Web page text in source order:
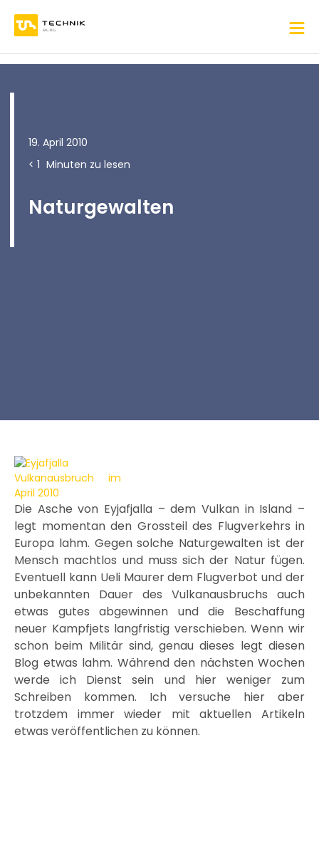
19. April 2010
< 1 Minuten zu lesen
Naturgewalten
Die Asche von Eyjafjalla – dem Vulkan in Island –
legt momentan den Grossteil des Flugverkehrs in
Europa lahm. Gegen solche Naturgewalten ist der
Mensch machtlos und muss sich der Natur fügen.
Eventuell kann Ueli Maurer dem Flugverbot und der
unbekannten Dauer des Vulkanausbruchs auch
etwas gutes abgewinnen und die Beschaffung
neuer Kampfjets langfristig verschieben. Wenn wir
schon beim Militär sind, genau dieses legt diesen
Blog etwas lahm. Während den nächsten Wochen
werde ich Dienst sein und hier weniger zum
Schreiben kommen. Ich versuche hier aber
trotzdem immer wieder mit aktuellen Artikeln
etwas veröffentlichen zu können.